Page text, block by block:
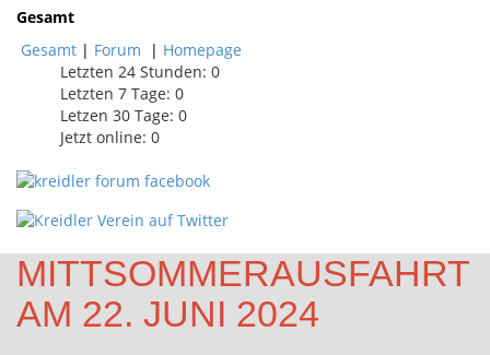
Gesamt
Gesamt | Forum | Homepage
Letzten 24 Stunden: 0
Letzten 7 Tage: 0
Letzen 30 Tage: 0
Jetzt online: 0
MITTSOMMERAUSFAHRT
AM 22. JUNI 2024